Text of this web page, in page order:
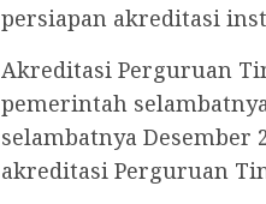
persiapan akreditasi
Akreditasi Perguruan
pemerintah
selambatnya Desember
akreditasi Perguruan